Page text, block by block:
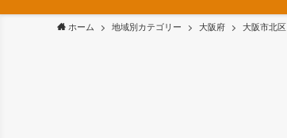
ホーム 地域別カテゴリー 大阪府 大阪市北区